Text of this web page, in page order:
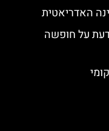
האדריאטית
על חופשה